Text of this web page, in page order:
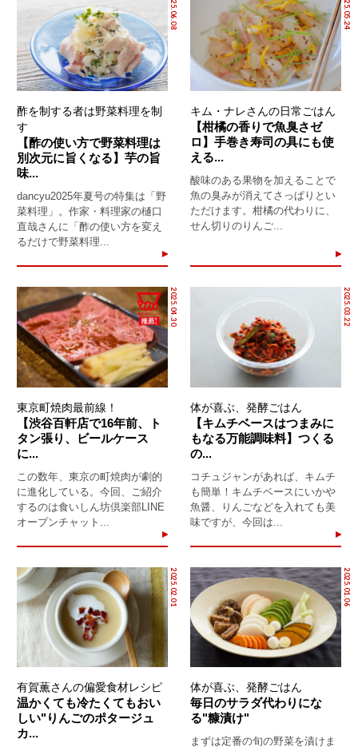
2025.06.08
酢を制する者は野菜料理を制
す
【酢の使い方で野菜料理は
別次元に旨くなる】芋の旨
味...
dancyu2025年夏号の特集は「野
菜料理」。作家・料理家の樋口
直哉さんに「酢の使い方を変え
るだけで野菜料理...
2025.05.24
キム・ナレさんの日常ごはん
【柑橘の香りで魚臭さゼ
ロ】手巻き寿司の具にも使
える...
酸味のある果物を加えることで
魚の臭みが消えてさっぱりとい
ただけます。柑橘の代わりに、
せん切りのりんご...
2025.04.30
東京町焼肉最前線！
【渋谷百軒店で16年前、ト
タン張り、ビールケース
に...
この数年、東京の町焼肉が劇的
に進化している。今回、ご紹介
するのは食いしん坊倶楽部LINE
オープンチャット...
2025.03.22
体が喜ぶ、発酵ごはん
【キムチベースはつまみに
もなる万能調味料】つくる
の...
コチュジャンがあれば、キムチ
も簡単！キムチベースにいかや
魚醤、りんごなどを入れても美
味ですが、今回は...
2025.02.01
有賀薫さんの偏愛食材レシピ
温かくても冷たくてもおい
しい"りんごのポタージュ
カ...
2025.01.06
体が喜ぶ、発酵ごはん
毎日のサラダ代わりにな
る"糠漬け"
まずは定番の旬の野菜を漬けま